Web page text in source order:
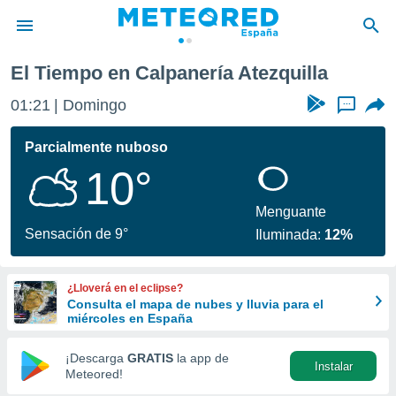
de
por
se
calidad.
a este
las
y
forma
digital
basada
El Tiempo en Calpanería Atezquilla
01:21 Domingo ...
Parcialmente nuboso
10°
Sensación de 9°
Menguante
Iluminada: 12%
¿Lloverá en el eclipse?
Consulta el mapa de nubes y lluvia para el
miércoles en España
¡Descarga GRATIS la app de
Meteored!
Instalar